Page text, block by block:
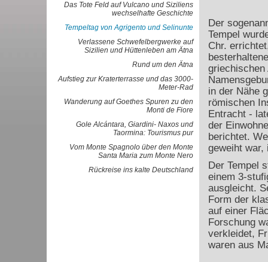
Das Tote Feld auf Vulcano und Siziliens
wechselhafte Geschichte
Tempeltag von Agrigento und Selinunte
Verlassene Schwefelbergwerke auf
Sizilien und Hüttenleben am Ätna
Rund um den Ätna
Aufstieg zur Kraterterrasse und das 3000-
Meter-Rad
Wanderung auf Goethes Spuren zu den
Monti de Fiore
Gole Alcántara, Giardini- Naxos und
Taormina: Tourismus pur
Vom Monte Spagnolo über den Monte
Santa Maria zum Monte Nero
Rückreise ins kalte Deutschland
Der
Tempel
Chr.
griechischen
in der Nähe
römischen
Entracht -
der
berichtet.
geweiht war,
Der Tempel
einem 3-
ausgleicht.
Form der
auf einer
Forschung
verkleidet,
waren aus